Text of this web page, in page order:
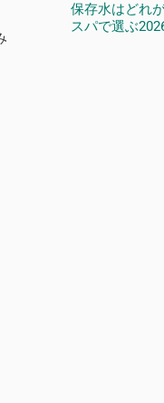
保存水はどれ
スパで選ぶ